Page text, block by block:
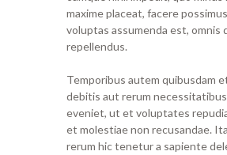
maxime placeat, facere
voluptas assumenda est, omnis
repellendus.
Temporibus autem quibusdam
debitis aut rerum
eveniet, ut et voluptates
et molestiae non recusandae.
rerum hic tenetur a sapiente